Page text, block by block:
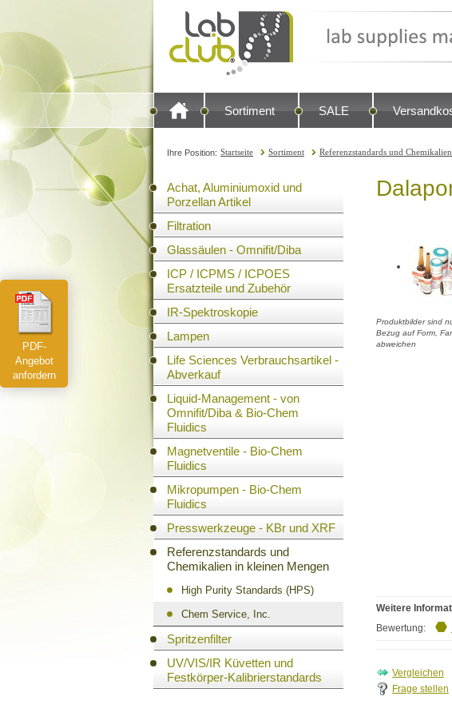
Sortiment SALE
Ihre Position: Startseite Sortiment Referenzstandards und
Achat, Aluminiumoxid und
Porzellan Artikel
Filtration
Glassäulen - Omnifit/Diba
ICP / ICPMS / ICPOES
Ersatzteile und Zubehör
IR-Spektroskopie
Lampen
Life Sciences Verbrauchsartikel -
Abverkauf
Liquid-Management - von
Omnifit/Diba & Bio-Chem
Fluidics
Magnetventile - Bio-Chem
Fluidics
Mikropumpen - Bio-Chem
Fluidics
Presswerkzeuge - KBr und XRF
Referenzstandards und
Chemikalien in kleinen Mengen
High Purity Standards (HPS)
Chem Service, Inc.
Spritzenfilter
UV/VIS/IR Küvetten und
Festkörper-Kalibrierstandards
PDF-
Angebot
anfordern
Produktbilder sind
Bezug auf Form,
abweichen
Weitere
Bewertung:
Frage stellen